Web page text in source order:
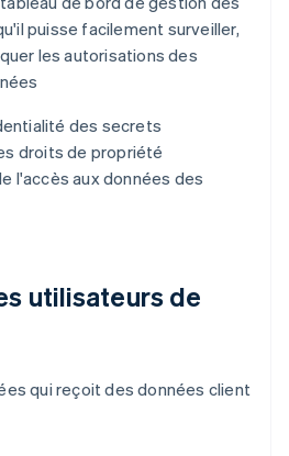
puisse facilement surveiller,
les autorisations des
des secrets
droits de propriété
l'accès aux données des
utilisateurs de
qui reçoit des données client